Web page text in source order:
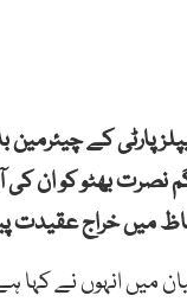
پارٹی کے چیئرمین
نصرت بھٹو کو ان کی
میں خراج
میں انہوں نے کہا